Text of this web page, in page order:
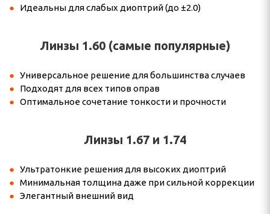
Идеальны для слабых диоптрий (до ±2.0)
Линзы 1.60 (самые популярные)
Универсальное решение для большинства случаев
Подходят для всех типов оправ
Оптимальное сочетание тонкости и прочности
Линзы 1.67 и 1.74
Ультратонкие решения для высоких диоптрий
Минимальная толщина даже при сильной коррекции
Элегантный внешний вид